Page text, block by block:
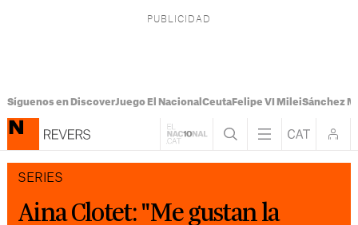
Síguenos en DiscoverJuego El Nacional CeutaFelipe VI MileiSánchez
SERIES
Aina Clotet: "Me gustan la